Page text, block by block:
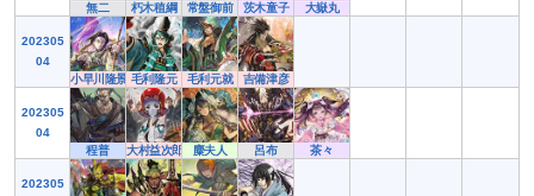
無二
朽木稙綱 常盤御前 茨木童子 大嶽丸
202305
04
小早川隆景 毛利隆元 毛利元就 吉備津彦
202305
04
程普
大村益次郎 麋夫人 呂布 茶々
202305